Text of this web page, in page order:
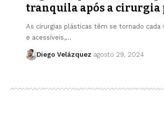
tranquila após a cirurgia
As cirurgias plásticas têm se tornado cada
e acessíveis,…
Diego Velázquez agosto 29, 2024